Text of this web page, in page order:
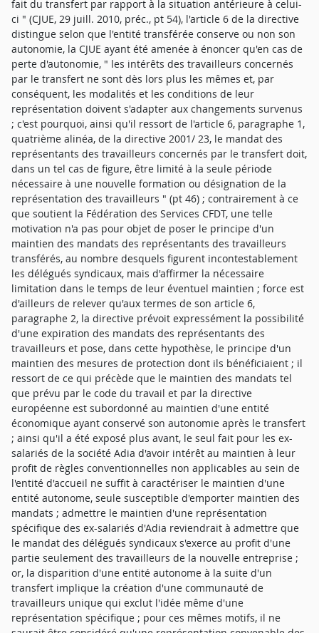
fait du transfert par rapport à la situation antérieure à celui-
ci " (CJUE, 29 juill. 2010, préc., pt 54), l'article 6 de la directive
distingue selon que l'entité transférée conserve ou non son
autonomie, la CJUE ayant été amenée à énoncer qu'en cas de
perte d'autonomie, " les intérêts des travailleurs concernés
par le transfert ne sont dès lors plus les mêmes et, par
conséquent, les modalités et les conditions de leur
représentation doivent s'adapter aux changements survenus
; c'est pourquoi, ainsi qu'il ressort de l'article 6, paragraphe 1,
quatrième alinéa, de la directive 2001/ 23, le mandat des
représentants des travailleurs concernés par le transfert doit,
dans un tel cas de figure, être limité à la seule période
nécessaire à une nouvelle formation ou désignation de la
représentation des travailleurs " (pt 46) ; contrairement à ce
que soutient la Fédération des Services CFDT, une telle
motivation n'a pas pour objet de poser le principe d'un
maintien des mandats des représentants des travailleurs
transférés, au nombre desquels figurent incontestablement
les délégués syndicaux, mais d'affirmer la nécessaire
limitation dans le temps de leur éventuel maintien ; force est
d'ailleurs de relever qu'aux termes de son article 6,
paragraphe 2, la directive prévoit expressément la possibilité
d'une expiration des mandats des représentants des
travailleurs et pose, dans cette hypothèse, le principe d'un
maintien des mesures de protection dont ils bénéficiaient ; il
ressort de ce qui précède que le maintien des mandats tel
que prévu par le code du travail et par la directive
européenne est subordonné au maintien d'une entité
économique ayant conservé son autonomie après le transfert
; ainsi qu'il a été exposé plus avant, le seul fait pour les ex-
salariés de la société Adia d'avoir intérêt au maintien à leur
profit de règles conventionnelles non applicables au sein de
l'entité d'accueil ne suffit à caractériser le maintien d'une
entité autonome, seule susceptible d'emporter maintien des
mandats ; admettre le maintien d'une représentation
spécifique des ex-salariés d'Adia reviendrait à admettre que
le mandat des délégués syndicaux s'exerce au profit d'une
partie seulement des travailleurs de la nouvelle entreprise ;
or, la disparition d'une entité autonome à la suite d'un
transfert implique la création d'une communauté de
travailleurs unique qui exclut l'idée même d'une
représentation spécifique ; pour ces mêmes motifs, il ne